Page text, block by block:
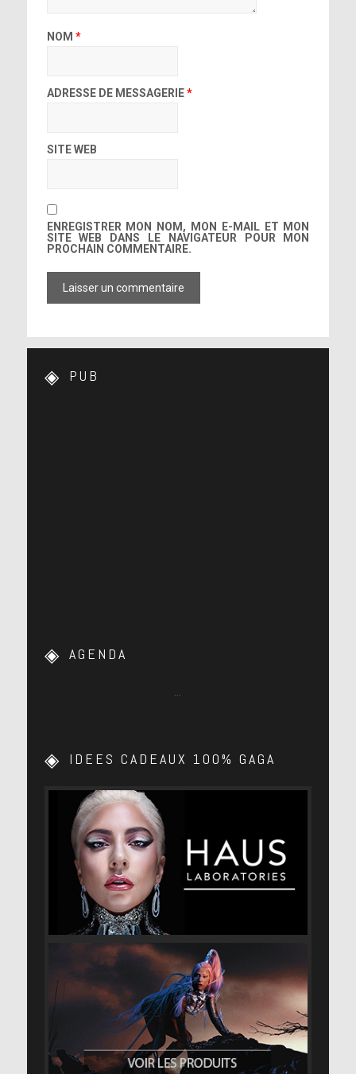
NOM *
ADRESSE DE MESSAGERIE*
SITE WEB
ENREGISTRER MON NOM, MON E-MAIL ET MON
SITE WEB DANS LE NAVIGATEUR POUR MON
PROCHAIN COMMENTAIRE.
PUB
AGENDA
IDEES CADEAUX 100% GAGA